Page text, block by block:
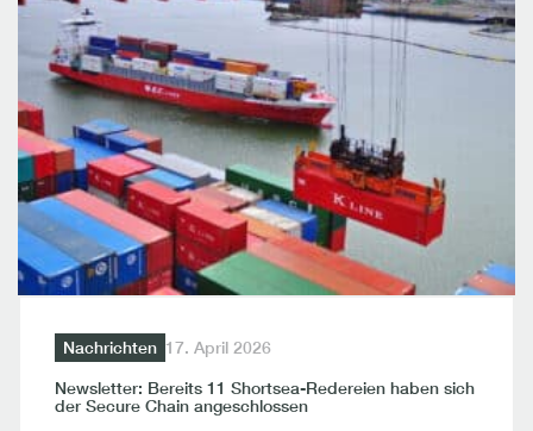
Nachrichten 17. April 2026
Newsletter: Bereits 11 Shortsea-Redereien haben sich
der Secure Chain angeschlossen